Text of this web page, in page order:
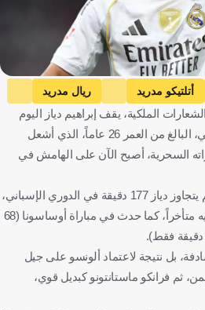
أتلتيكو مدريد
ريال مدريد
جود بيلينجهام
فرانكو ماستانتونو
إنجلترا كرة قدم
الملكية، يقف إبراهيم دياز اليوم
كشبح من الماضي. النجم المغربي، البالغ من العمر 26 عاماً، الذي أشعل
السحرية، أصبح الآن على الهامش في
منذ بداية الموسم 2025/2026، لم يتجاوز دياز 177 دقيقة في الدوري الإسباني،
محدوداً بدور البديل الذي يدخل فيه متأخراً، كما حدث في مباراة أوساسونا (68
بل نتيجة لاعتماد ألونسو على جيل
ثم فرانكو ماستانتونو كبديل قوي،